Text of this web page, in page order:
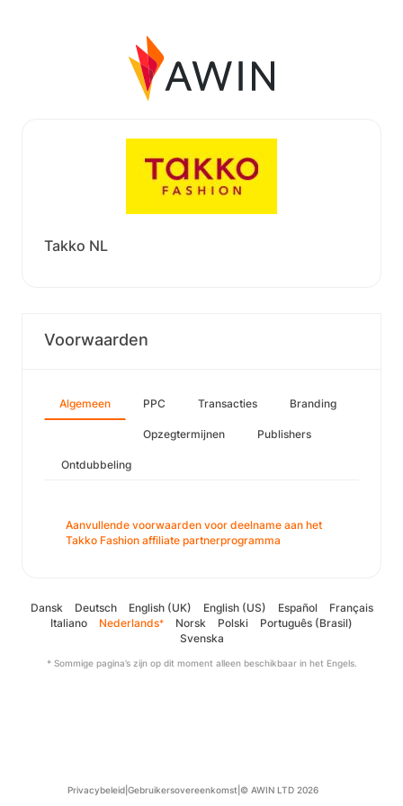
Takko NL
Voorwaarden
Algemeen PPC Transacties Branding
Opzegtermijnen Publishers
Ontdubbeling
Aanvullende voorwaarden voor deelname aan het
Takko Fashion affiliate partnerprogramma
Dansk Deutsch English (UK) English (US) Español
Français
Italiano
Nederlands* Norsk Polski
Português (Brasil)
Svenska
* Sommige pagina’s zijn op dit moment alleen beschikbaar in het Engels.
Privacybeleid| Gebruikersovereenkomst © AWIN LTD 2026